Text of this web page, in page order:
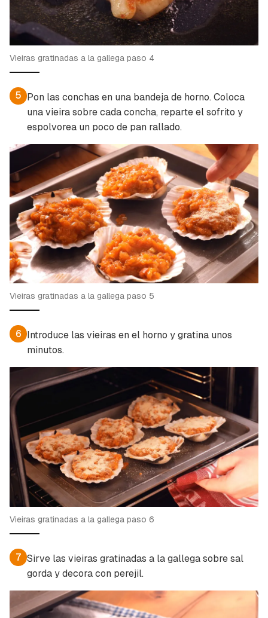
Vieiras gratinadas a la gallega paso 4
5 Pon las conchas en una bandeja de horno. Coloca
una vieira sobre cada concha, reparte el sofrito y
espolvorea un poco de pan rallado.
Vieiras gratinadas a la gallega paso 5
6 Introduce las vieiras en el horno y gratina unos
minutos.
Vieiras gratinadas a la gallega paso 6
7 Sirve las vieiras gratinadas a la gallega sobre sal
gorda y decora con perejil.